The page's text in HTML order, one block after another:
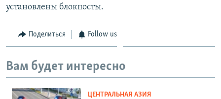
установлены блокпосты.
Поделиться Follow us
Вам будет интересно
ЦЕНТРАЛЬНАЯ АЗИЯ